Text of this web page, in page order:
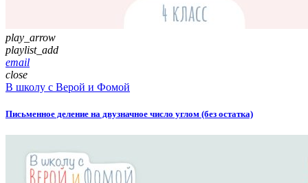
play_arrow
playlist_add
email
close
В школу с Верой и Фомой
Письменное деление на двузначное число углом (без остатка)